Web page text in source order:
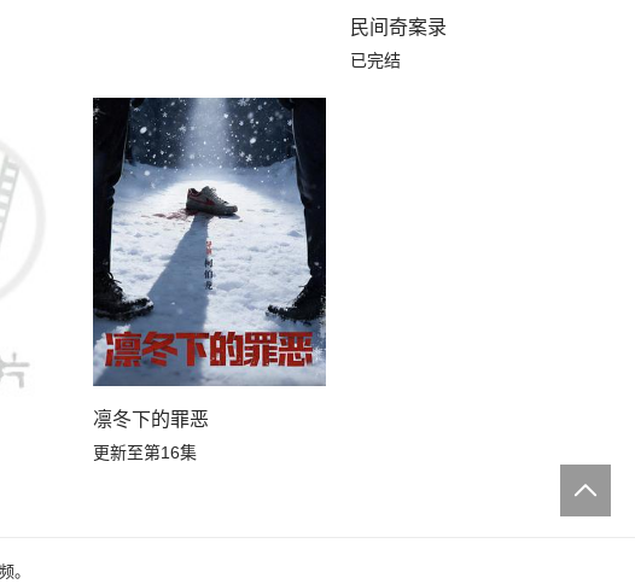
民间奇案录
已完结
凛冬下的罪恶
更新至第16集
。